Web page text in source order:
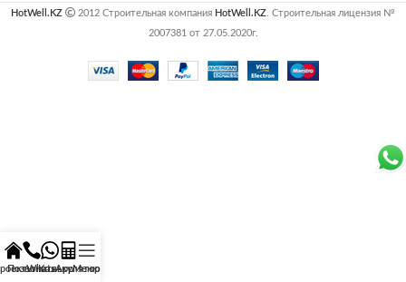
HotWell.KZ 2012 Строительная компания HotWell.KZ . Строительная лицензия №
2007381 от 27.05.2020г.
Позвонить
WhatsApp
Калькулятор
Меню